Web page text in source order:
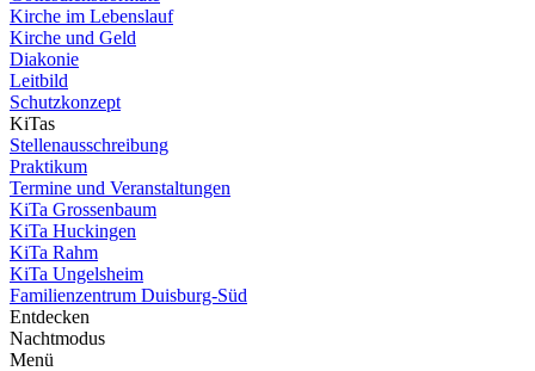
Kirche im Lebenslauf
Kirche und Geld
Diakonie
Leitbild
Schutzkonzept
KiTas
Stellenausschreibung
Praktikum
Termine und Veranstaltungen
KiTa Grossenbaum
KiTa Huckingen
KiTa Rahm
KiTa Ungelsheim
Familienzentrum Duisburg-Süd
Entdecken
Nachtmodus
Menü